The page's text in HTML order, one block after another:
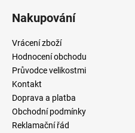
Nakupování
Vrácení zboží
Hodnocení obchodu
Průvodce velikostmi
Kontakt
Doprava a platba
Obchodní podmínky
Reklamační řád